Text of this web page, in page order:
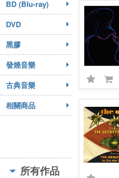
BD (Blu-ray)
DVD
黑膠
發燒音樂
古典音樂
相關商品
所有作品